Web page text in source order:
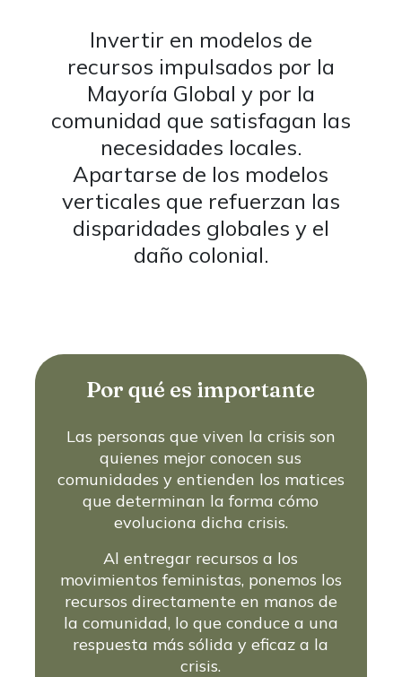
Invertir en modelos de
recursos impulsados por la
Mayoría Global y por la
comunidad que satisfagan las
necesidades locales.
Apartarse de los modelos
verticales que refuerzan las
disparidades globales y el
daño colonial.
Por qué es importante
Las personas que viven la crisis son
quienes mejor conocen sus
comunidades y entienden los matices
que determinan la forma cómo
evoluciona dicha crisis.
Al entregar recursos a los
movimientos feministas, ponemos los
recursos directamente en manos de
la comunidad, lo que conduce a una
respuesta más sólida y eficaz a la
crisis.